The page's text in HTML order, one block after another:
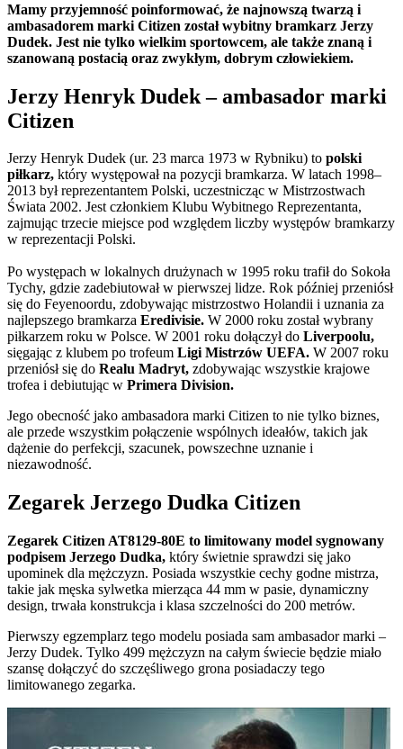
Mamy przyjemność poinformować, że najnowszą twarzą i
ambasadorem marki Citizen został wybitny bramkarz Jerzy
Dudek. Jest nie tylko wielkim sportowcem, ale także znaną i
szanowaną postacią oraz zwykłym, dobrym człowiekiem.
Jerzy Henryk Dudek – ambasador marki
Citizen
Jerzy Henryk Dudek (ur. 23 marca 1973 w Rybniku) to polski
piłkarz, który występował na pozycji bramkarza. W latach 1998–
2013 był reprezentantem Polski, uczestnicząc w Mistrzostwach
Świata 2002. Jest członkiem Klubu Wybitnego Reprezentanta,
zajmując trzecie miejsce pod względem liczby występów bramkarzy
w reprezentacji Polski.
Po występach w lokalnych drużynach w 1995 roku trafił do Sokoła
Tychy, gdzie zadebiutował w pierwszej lidze. Rok później przeniósł
się do Feyenoordu, zdobywając mistrzostwo Holandii i uznania za
najlepszego bramkarza Eredivisie. W 2000 roku został wybrany
piłkarzem roku w Polsce. W 2001 roku dołączył do Liverpoolu,
sięgając z klubem po trofeum Ligi Mistrzów UEFA. W 2007 roku
przeniósł się do Realu Madryt, zdobywając wszystkie krajowe
trofea i debiutując w Primera Division.
Jego obecność jako ambasadora marki Citizen to nie tylko biznes,
ale przede wszystkim połączenie wspólnych ideałów, takich jak
dążenie do perfekcji, szacunek, powszechne uznanie i
niezawodność.
Zegarek Jerzego Dudka Citizen
Zegarek Citizen AT8129-80E to limitowany model sygnowany
podpisem Jerzego Dudka, który świetnie sprawdzi się jako
upominek dla mężczyzn. Posiada wszystkie cechy godne mistrza,
takie jak męska sylwetka mierząca 44 mm w pasie, dynamiczny
design, trwała konstrukcja i klasa szczelności do 200 metrów.
Pierwszy egzemplarz tego modelu posiada sam ambasador marki –
Jerzy Dudek. Tylko 499 mężczyzn na całym świecie będzie miało
szansę dołączyć do szczęśliwego grona posiadaczy tego
limitowanego zegarka.